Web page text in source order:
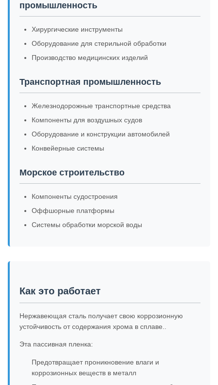
промышленность
Хирургические инструменты
Оборудование для стерильной обработки
Производство медицинских изделий
Транспортная промышленность
Железнодорожные транспортные средства
Компоненты для воздушных судов
Оборудование и конструкции автомобилей
Конвейерные системы
Морское строительство
Компоненты судостроения
Оффшорные платформы
Системы обработки морской воды
Как это работает
Нержавеющая сталь получает свою коррозионную
устойчивость от содержания хрома в сплаве..
Эта пассивная пленка:
Предотвращает проникновение влаги и
коррозионных веществ в металл